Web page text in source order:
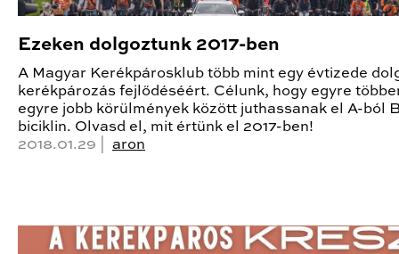
Ezeken dolgoztunk 2017-ben
A Magyar Kerékpárosklub több mint egy évtizede
kerékpározás fejlődéséért. Célunk, hogy egyre
egyre jobb körülmények között juthassanak el A-ból
biciklin. Olvasd el, mit értünk el 2017-ben!
2018.01.29 | aron